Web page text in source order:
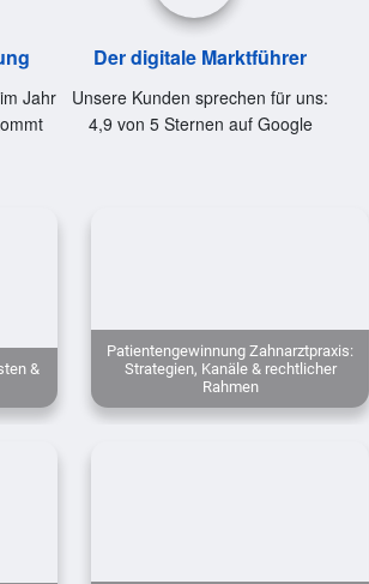
Jahr
Der digitale Marktführer
Unsere Kunden sprechen für uns:
4,9 von 5 Sternen auf Google
&
Patientengewinnung Zahnarztpraxis:
Strategien, Kanäle & rechtlicher
Rahmen